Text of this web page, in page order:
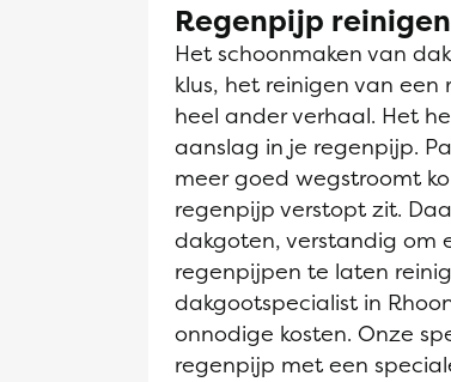
Regenpijp
Het schoonmaken van
klus, het reinigen van
heel ander verhaal. Het
aanslag in je regenpijp.
meer goed wegstroomt
regenpijp verstopt zit.
dakgoten, verstandig om
regenpijpen te laten
dakgootspecialist in
onnodige kosten. Onze
regenpijp met een